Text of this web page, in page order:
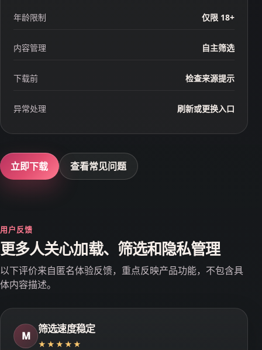
年龄限制 仅限 18+
内容管理 自主筛选
下载前 检查来源提示
异常处理 刷新或更换入口
立即下载 查看常见问题
用户反馈
更多人关心加载、筛选和隐私管理
以下评价来自匿名体验反馈，重点反映产品功能，不包含具
体内容描述。
M
筛选速度稳定
★★★★★